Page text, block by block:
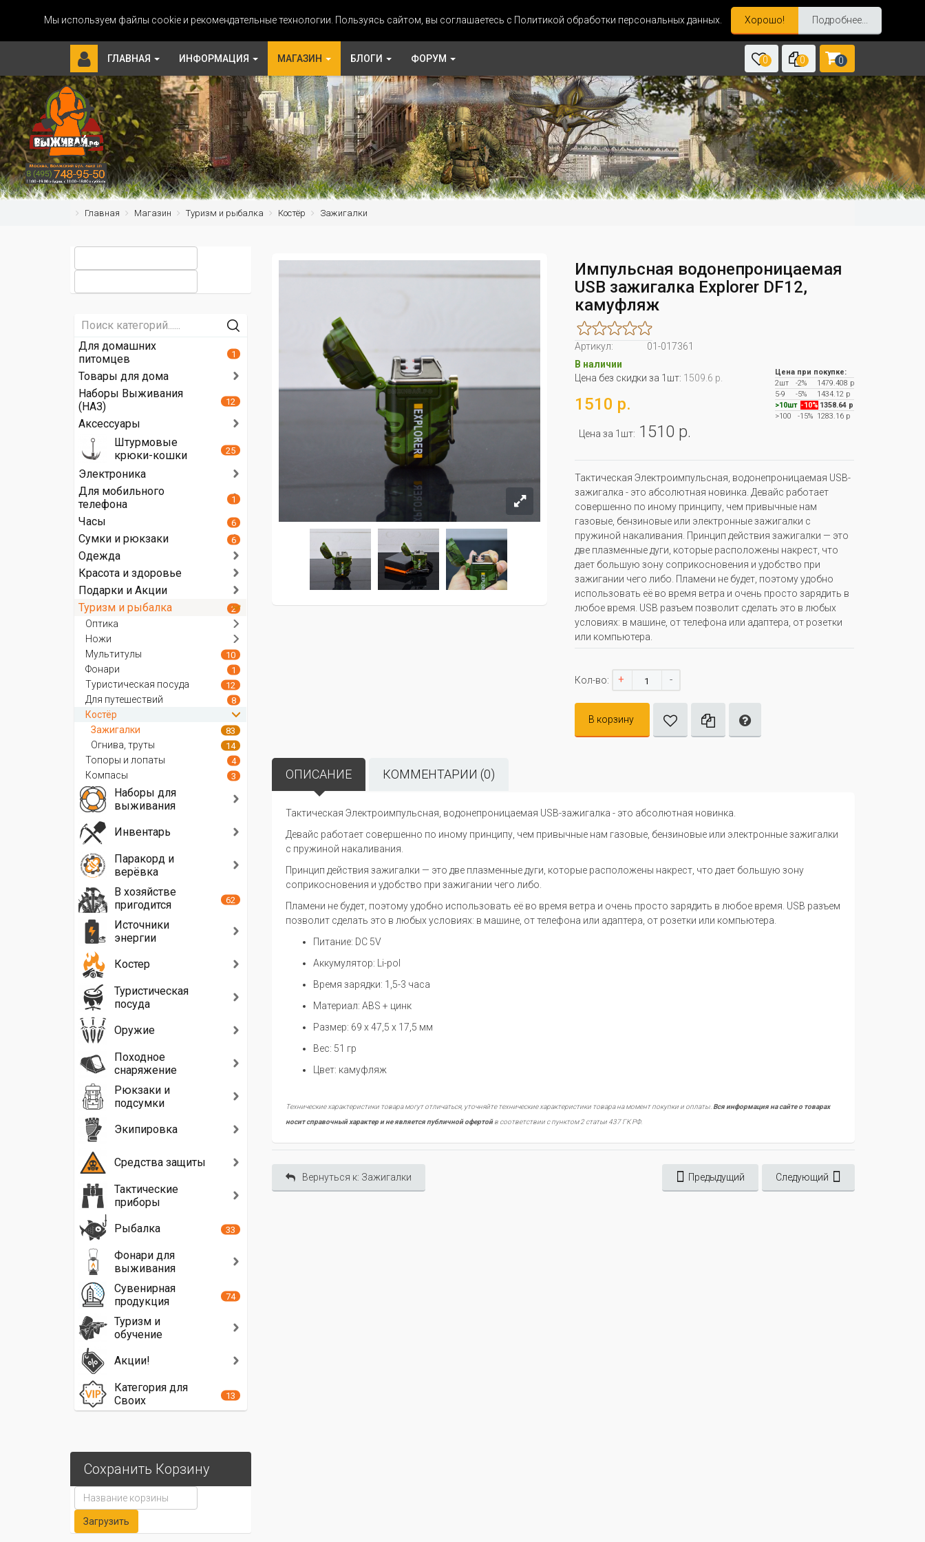
Мы используем файлы cookie и рекомендательные технологии. Пользуясь сайтом, вы соглашаетесь с Политикой обработки персональных данных. Хорошо! Подробнее...
ГЛАВНАЯ ИНФОРМАЦИЯ МАГАЗИН БЛОГИ ФОРУМ 0 0 0
Главная Магазин Туризм и рыбалка Костёр Зажигалки
Импульсная водонепроницаемая
USB зажигалка Explorer DF12,
камуфляж
Артикул:
01-017361
В наличии
Цена без скидки за 1шт: 1509.6 р.
1510 р.
Цена за 1шт: 1510 р.
Цена при покупке:
2шт
-2%
1479.408 р
5-9
-5%
1434.12 р
>10шт -10% 1358.64 р
>100
-15%1283.16 р
Тактическая Электроимпульсная, водонепроницаемая USB-
зажигалка - это абсолютная новинка. Девайс работает
совершенно по иному принципу, чем привычные нам
газовые, бензиновые или электронные зажигалки с
пружиной накаливания. Принцип действия зажигалки — это
две плазменные дуги, которые расположены накрест, что
дает большую зону соприкосновения и удобство при
зажигании чего либо. Пламени не будет, поэтому удобно
использовать её во время ветра и очень просто зарядить в
любое время. USB разъем позволит сделать это в любых
условиях: в машине, от телефона или адаптера, от розетки
или компьютера.
Кол-во: + -
В корзину
ОПИСАНИЕ КОММЕНТАРИИ (0)
Тактическая Электроимпульсная, водонепроницаемая USB-зажигалка - это абсолютная новинка.
Девайс работает совершенно по иному принципу, чем привычные нам газовые, бензиновые или электронные зажигалки
с пружиной накаливания.
Принцип действия зажигалки — это две плазменные дуги, которые расположены накрест, что дает большую зону
соприкосновения и удобство при зажигании чего либо.
Пламени не будет, поэтому удобно использовать её во время ветра и очень просто зарядить в любое время. USB разъем
позволит сделать это в любых условиях: в машине, от телефона или адаптера, от розетки или компьютера.
Питание: DC 5V
Аккумулятор: Li-pol
Время зарядки: 1,5-3 часа
Материал: ABS + цинк
Размер: 69 x 47,5 x 17,5 мм
Вес: 51 гр
Цвет: камуфляж
Технические характеристики товара могут отличаться, уточняйте технические характеристики товара на момент покупки и оплаты.Вся информация на сайте о товарах
носит справочный характер и не является публичной офертойв соответствии с пунктом 2 статьи 437 ГК РФ.
Вернуться к: Зажигалки Предыдущий Следующий
Для домашних
питомцев
1
Товары для дома
Наборы Выживания
(НАЗ)
12
Аксессуары
Штурмовые
крюки-кошки
25
Электроника
Для мобильного
телефона
1
Часы 6
Сумки и рюкзаки 6
Одежда
Красота и здоровье
Подарки и Акции
Туризм и рыбалка
2
Оптика
Ножи
Мультитулы
10
Фонари 1
Туристическая посуда 12
Для путешествий 8
Костёр
Зажигалки
83
Огнива, труты 14
Топоры и лопаты 4
Компасы 3
Наборы для
выживания
Инвентарь
Паракорд и
верёвка
В хозяйстве
пригодится
62
Источники
энергии
Костер
Туристическая
посуда
Оружие
Походное
снаряжение
Рюкзаки и
подсумки
Экипировка
Средства защиты
Тактические
приборы
Рыбалка
33
Фонари для
выживания
Сувенирная
продукция
74
Туризм и
обучение
Акции!
Категория для
Своих
13
Сохранить Корзину